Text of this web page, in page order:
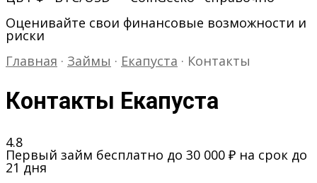
Оценивайте свои финансовые возможности и
риски
Главная · Займы · Екапуста · Контакты
Контакты Екапуста
4.8
Первый займ бесплатно до 30 000 ₽ на срок до
21 дня